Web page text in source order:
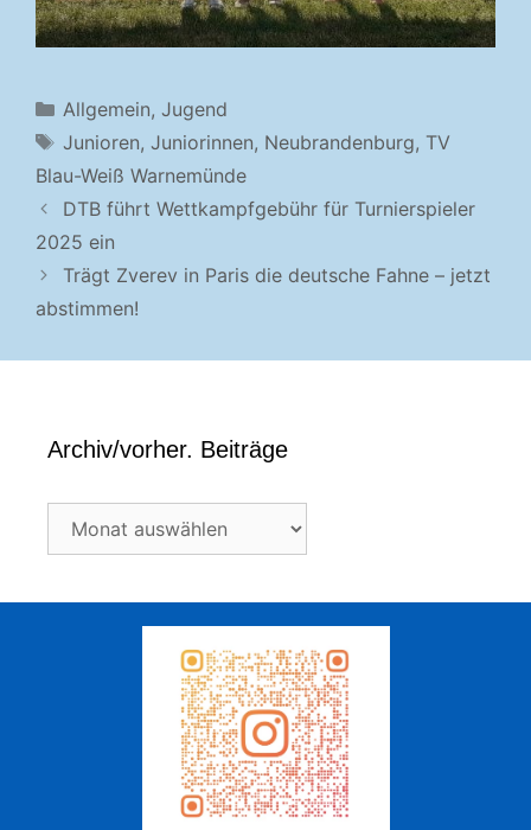
Kategorien
Allgemein, Jugend
Schlagwörter
Junioren, Juniorinnen, Neubrandenburg, TV
Blau-Weiß Warnemünde
DTB führt Wettkampfgebühr für Turnierspieler
2025 ein
Trägt Zverev in Paris die deutsche Fahne – jetzt
abstimmen!
Archiv/vorher. Beiträge
Beiträge